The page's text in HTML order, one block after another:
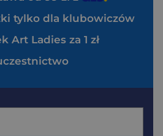
tylko dla klubowiczów
Art Ladies za 1 zł